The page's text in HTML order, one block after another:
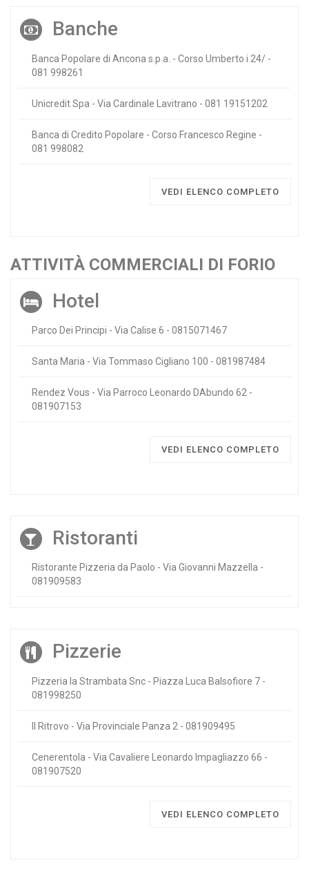
Banche
Banca Popolare di Ancona s.p.a. - Corso Umberto i 24/ -
081 998261
Unicredit Spa - Via Cardinale Lavitrano - 081 19151202
Banca di Credito Popolare - Corso Francesco Regine -
081 998082
VEDI ELENCO COMPLETO
ATTIVITÀ COMMERCIALI DI FORIO
Hotel
Parco Dei Principi - Via Calise 6 - 0815071467
Santa Maria - Via Tommaso Cigliano 100 - 081987484
Rendez Vous - Via Parroco Leonardo DAbundo 62 -
081907153
VEDI ELENCO COMPLETO
Ristoranti
Ristorante Pizzeria da Paolo - Via Giovanni Mazzella -
081909583
Pizzerie
Pizzeria la Strambata Snc - Piazza Luca Balsofiore 7 -
081998250
Il Ritrovo - Via Provinciale Panza 2 - 081909495
Cenerentola - Via Cavaliere Leonardo Impagliazzo 66 -
081907520
VEDI ELENCO COMPLETO